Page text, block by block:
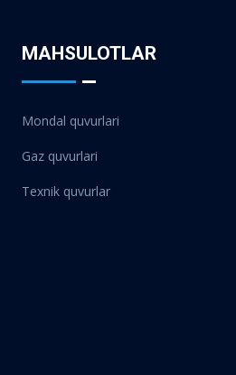
MAHSULOTLAR
Mondal quvurlari
Gaz quvurlari
Texnik quvurlar